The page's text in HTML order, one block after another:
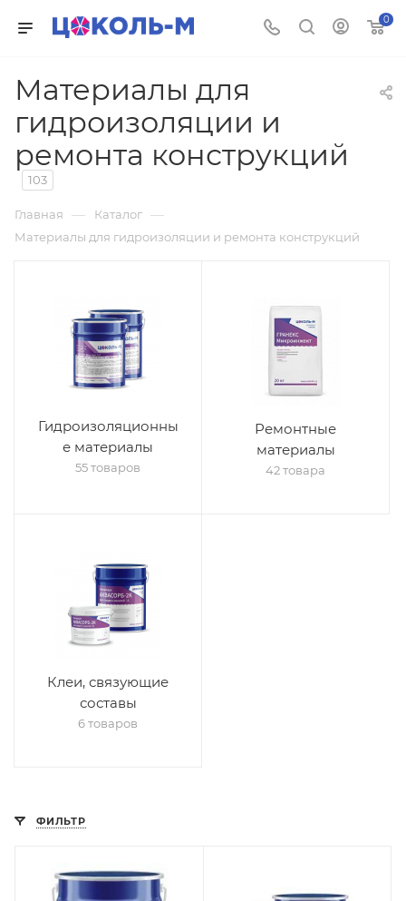
0
Материалы для
гидроизоляции и
ремонта конструкций
103
Главная — Каталог —
Материалы для гидроизоляции и ремонта конструкций
Гидроизоляционны
е материалы
55 товаров
Ремонтные
материалы
42 товара
Клеи, связующие
составы
6 товаров
ФИЛЬТР